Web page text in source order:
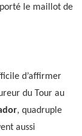
le maillot de
d’affirmer
du Tour au
, quadruple
aussi